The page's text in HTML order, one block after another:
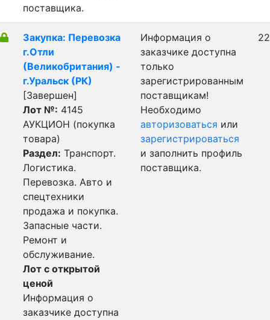
поставщика.
Закупка: Перевозка
г.Отли
(Великобритания) -
г.Уральск (РК)
[Завершен]
Лот №: 4145
АУКЦИОН (покупка
товара)
Раздел: Транспорт.
Логистика.
Перевозка. Авто и
спецтехники
продажа и покупка.
Запасные части.
Ремонт и
обслуживание.
Лот с открытой
ценой
Информация о
заказчике доступна
Информация о
заказчике доступна
только
зарегистрированным
поставщикам!
Необходимо
авторизоваться или
зарегистрироваться
и заполнить профиль
поставщика.